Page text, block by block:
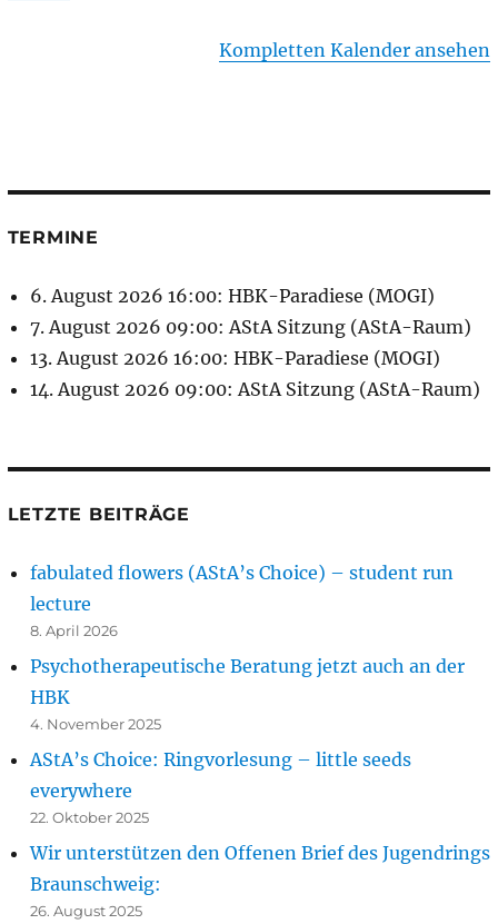
Kompletten Kalender ansehen
TERMINE
6. August 2026 16:00: HBK-Paradiese (MOGI)
7. August 2026 09:00: AStA Sitzung (AStA-Raum)
13. August 2026 16:00: HBK-Paradiese (MOGI)
14. August 2026 09:00: AStA Sitzung (AStA-Raum)
LETZTE BEITRÄGE
fabulated flowers (AStA’s Choice) – student run
lecture
8. April 2026
Psychotherapeutische Beratung jetzt auch an der
HBK
4. November 2025
AStA’s Choice: Ringvorlesung – little seeds
everywhere
22. Oktober 2025
Wir unterstützen den Offenen Brief des Jugendrings
Braunschweig:
26. August 2025